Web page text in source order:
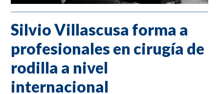
Silvio Villascusa forma a
profesionales en cirugía de
rodilla a nivel
internacional